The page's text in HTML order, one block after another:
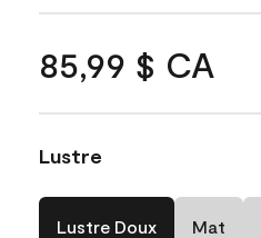
85,99 $ CA
Lustre
Lustre Doux Mat